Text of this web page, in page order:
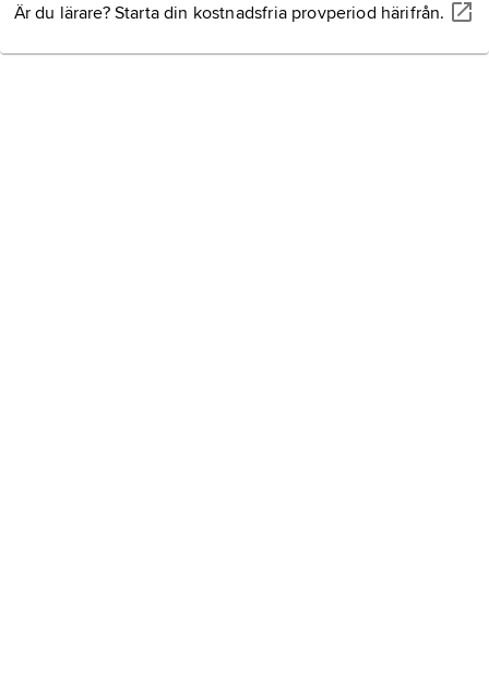
Är du lärare? Starta din kostnadsfria provperiod härifrån.